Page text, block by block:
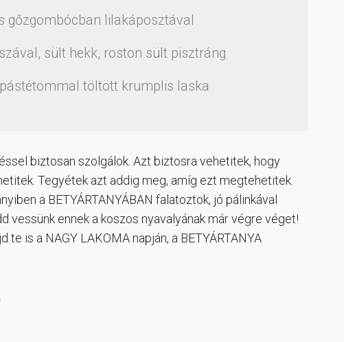
lilakáposztával
sült hekk, roston sült pisztráng
töltött krumplis laska
biztosan szolgálok. Azt biztosra vehetitek, hogy
Tegyétek azt addig meg, amíg ezt megtehetitek.
a BETYÁRTANYÁBAN falatoztok, jó pálinkával
vessünk ennek a koszos nyavalyának már végre véget!
is a NAGY LAKOMA napján, a BETYÁRTANYA